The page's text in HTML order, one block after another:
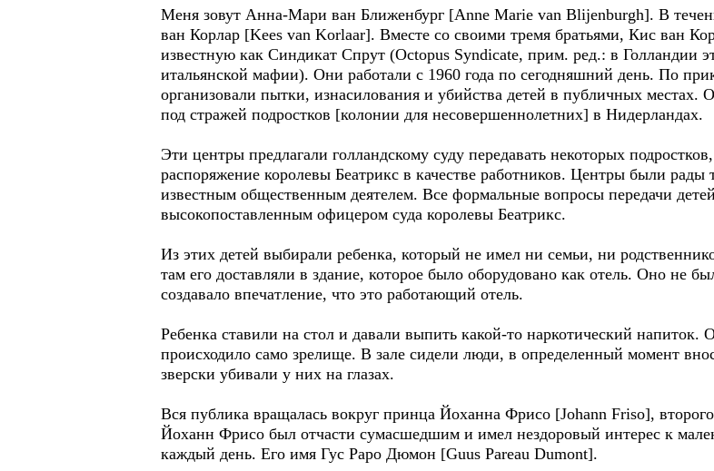
Меня зовут Анна-Мари ван Ближенбург [Anne Marie van Blijenburgh]. В
ван Корлар [Kees van Korlaar]. Вместе со своими тремя братьями, Кис ван
известную как Синдикат Спрут (Octopus Syndicate, прим. ред.: в Голландии
итальянской мафии). Они работали с 1960 года по сегодняшний день. По
организовали пытки, изнасилования и убийства детей в публичных местах.
под стражей подростков [колонии для несовершеннолетних] в Нидерландах.
Эти центры предлагали голландскому суду передавать некоторых
распоряжение королевы Беатрикс в качестве работников. Центры были рады
известным общественным деятелем. Все формальные вопросы передачи
высокопоставленным офицером суда королевы Беатрикс.
Из этих детей выбирали ребенка, который не имел ни семьи, ни
там его доставляли в здание, которое было оборудовано как отель. Оно не
создавало впечатление, что это работающий отель.
Ребенка ставили на стол и давали выпить какой-то наркотический напиток.
происходило само зрелище. В зале сидели люди, в определенный момент
зверски убивали у них на глазах.
Вся публика вращалась вокруг принца Йоханна Фрисо [Johann Friso],
Йоханн Фрисо был отчасти сумасшедшим и имел нездоровый интерес к
каждый день. Его имя Гус Раро Дюмон [Guus Pareau Dumont].